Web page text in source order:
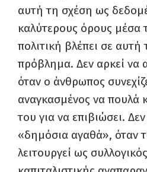
αυτή τη σχέση ως
καλύτερους όρους μέσα
πολιτική βλέπει σε αυτή
πρόβλημα. Δεν αρκεί να
όταν ο άνθρωπος
αναγκασμένος να πουλά
του για να επιβιώσει.
«δημόσια αγαθά», όταν
λειτουργεί ως